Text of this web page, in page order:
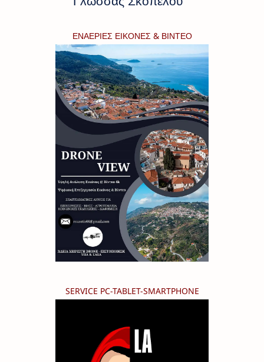
ΕΝΑΕΡΙΕΣ ΕΙΚΟΝΕΣ & ΒΙΝΤΕΟ
SERVICE PC-TABLET-SMARTPHONE